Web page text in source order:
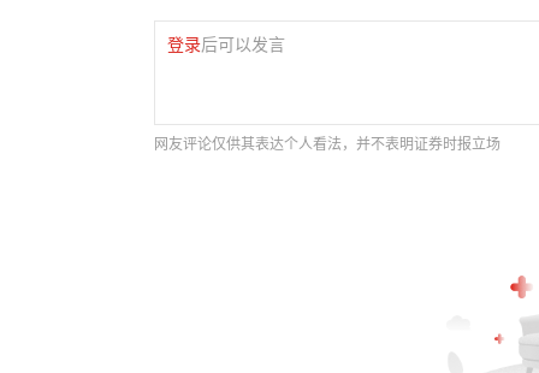
登录后可以发言
网友评论仅供其表达个人看法，并不表明证券时报立场